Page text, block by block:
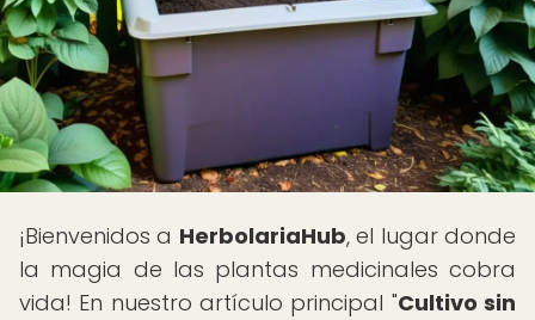
¡Bienvenidos a HerbolariaHub, el lugar donde
la magia de las plantas medicinales cobra
vida! En nuestro artículo principal "Cultivo sin